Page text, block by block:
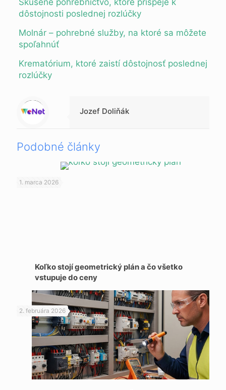
Skúsené pohrebníctvo, ktoré prispeje k
dôstojnosti poslednej rozlúčky
Molnár – pohrebné služby, na ktoré sa môžete
spoľahnúť
Krematórium, ktoré zaistí dôstojnosť poslednej
rozlúčky
Warning
: Trying to access array offset on value of type null in
/data/0/7/073b19f9-70d4-4431-9f10-0d1be3788d35/multibox.sk/web/clanky/wp-content/themes/betheme-child/includes/content-single.php
on line
286
Jozef Doliňák
Podobné články
1. marca 2026
Koľko stojí geometrický plán a čo všetko
vstupuje do ceny
2. februára 2026